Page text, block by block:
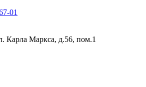
01
Карла Маркса, д.56, пом.1